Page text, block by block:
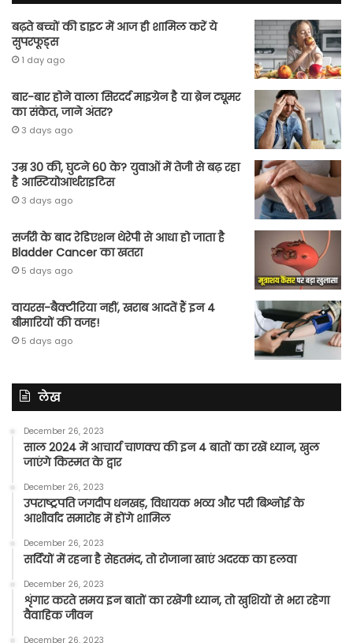
बढ़ते बच्चों की डाइट में आज ही शामिल करें ये
सुपरफूड्स
1 day ago
बार-बार होने वाला सिरदर्द माइग्रेन है या ब्रेन ट्यूमर
का संकेत, जाने अंतर?
3 days ago
उम्र 30 की, घुटने 60 के? युवाओं में तेजी से बढ़ रहा
है आस्टियोआर्थराइटिस
3 days ago
सर्जरी के बाद रेडिएशन थेरेपी से आधा हो जाता है
Bladder Cancer का खतरा
5 days ago
वायरस-बैक्टीरिया नहीं, खराब आदतें हैं इन 4
बीमारियों की वजह!
5 days ago
लेख
December 26, 2023
साल 2024 में आचार्य चाणक्य की इन 4 बातों का रखें ध्यान, खुल
जाएंगे किस्मत के द्वार
December 26, 2023
उपराष्ट्रपति जगदीप धनखड़, विधायक भव्य और परी बिश्नोई के
आशीर्वाद समारोह में होंगे शामिल
December 26, 2023
सर्दियों में रहना है सेहतमंद, तो रोजाना खाएं अदरक का हलवा
December 26, 2023
शृंगार करते समय इन बातों का रखेंगी ध्यान, तो खुशियों से भरा रहेगा
वैवाहिक जीवन
December 26, 2023